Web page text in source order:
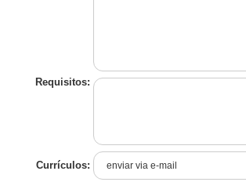
Requisitos:
Currículos: